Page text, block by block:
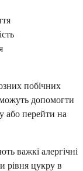
побічних
допомогти
або перейти на
важкі алергічні
рівня цукру в